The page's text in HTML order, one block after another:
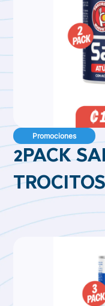
Promociones
2PACK
TROCITOS